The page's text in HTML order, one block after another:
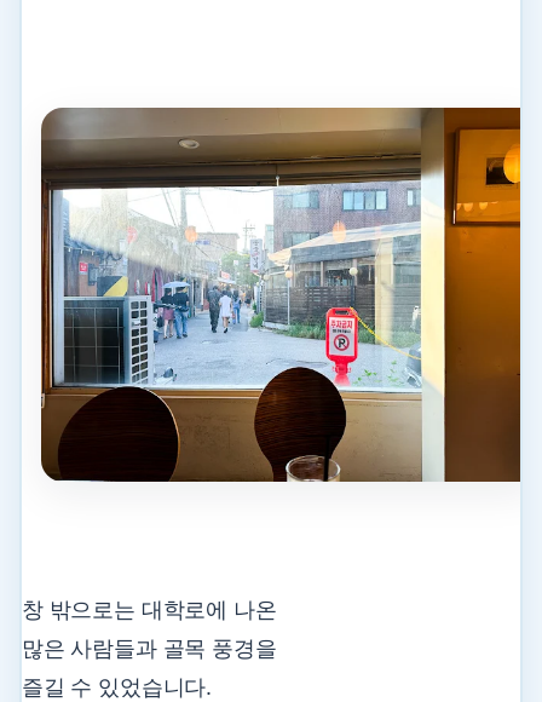
창 밖으로는 대학로에 나온
많은 사람들과 골목 풍경을
즐길 수 있었습니다.